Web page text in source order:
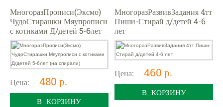
МногоразПрописи(Эксмо)
ЧудоСтирашки Мяупрописи
с котиками Д/детей 5-6лет
(на спирали)
Цена: 480 р.
В КОРЗИНУ
МногоразРазвивЗадания 4тт
Пиши-Стирай д/детей 4-6
лет
Цена: 460 р.
В КОРЗИНУ